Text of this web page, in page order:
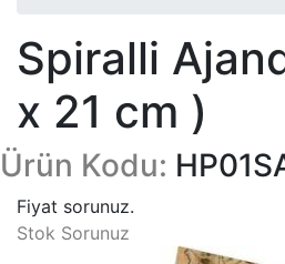
Spiralli
x 21 cm )
Ürün Kodu:
Fiyat sorunuz.
Stok Sorunuz